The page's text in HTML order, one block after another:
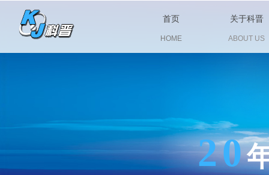
20
ABOUT US
首页 关于科晋
HOME